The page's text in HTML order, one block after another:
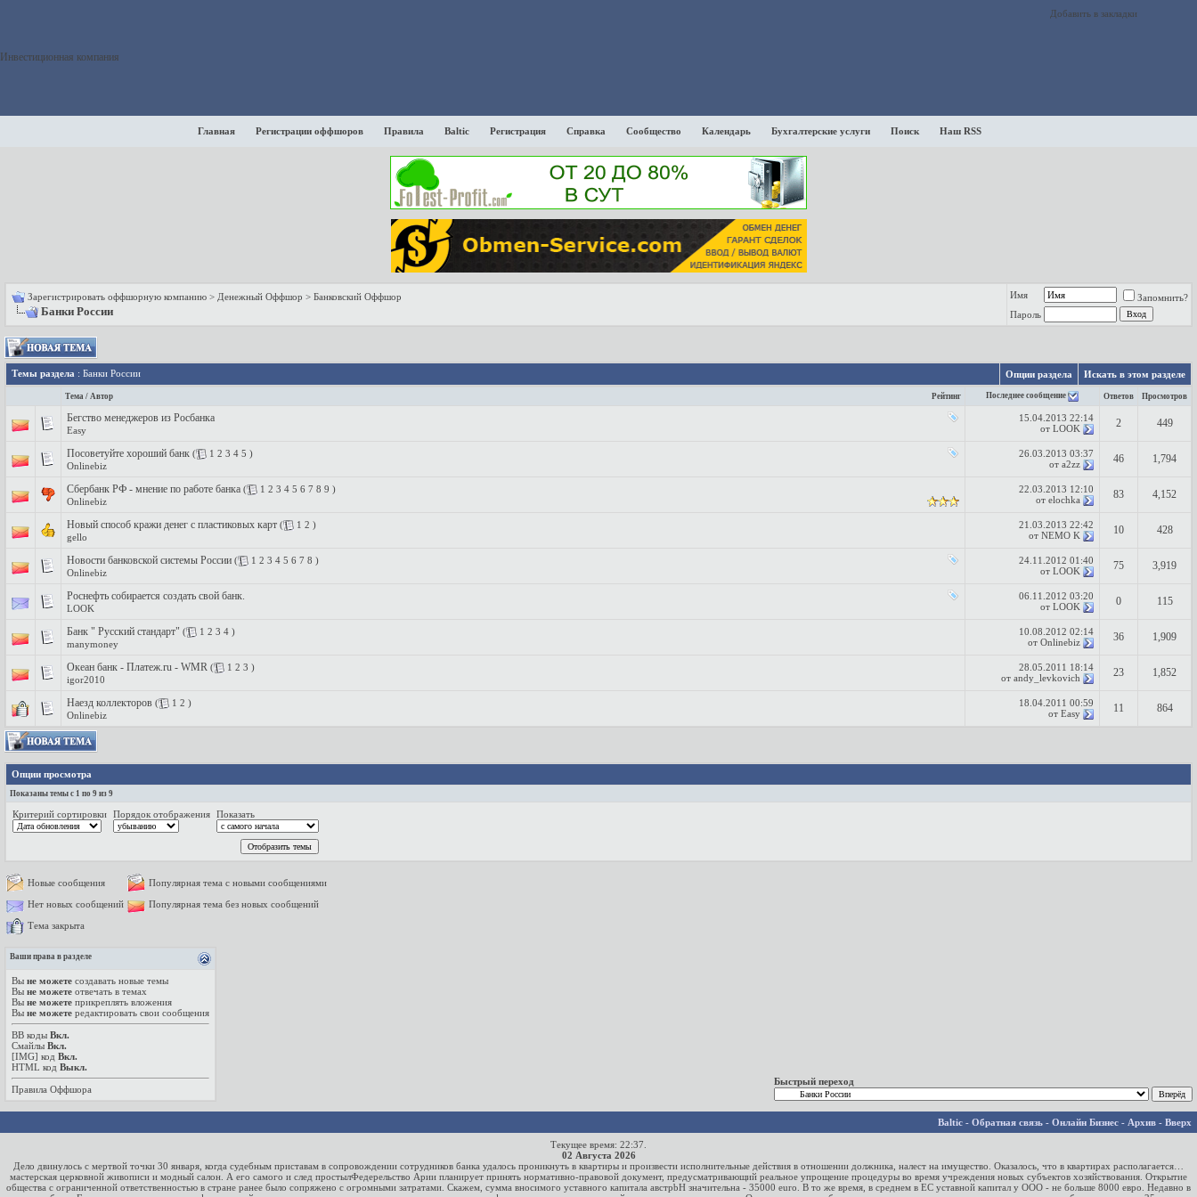
Добавить в закладки
Инвестиционная компания
Главная Регистрации оффшоров Правила Baltic Регистрация Справка Сообщество Календарь Бухгалтерские услуги Поиск Наш RSS
Зарегистрировать оффшорную компанию > Денежный Оффшор > Банковский Оффшор
Банки России
Имя
Запомнить?
Пароль
Темы раздела : Банки России Опции раздела Искать в этом разделе
Рейтинг
Тема / Автор Последнее сообщение Ответов Просмотров
Бегство менеджеров из Росбанка
Easy
15.04.2013 22:14
от LOOK 2 449
Посоветуйте хороший банк ( 1 2 3 4 5 )
Onlinebiz
26.03.2013 03:37
от a2zz 46 1,794
Сбербанк РФ - мнение по работе банка ( 1 2 3 4 5 6 7 8 9 )
Onlinebiz
22.03.2013 12:10
от elochka 83 4,152
Новый способ кражи денег с пластиковых карт ( 1 2 )
gello
21.03.2013 22:42
от NEMO K 10 428
Новости банковской системы России ( 1 2 3 4 5 6 7 8 )
Onlinebiz
24.11.2012 01:40
от LOOK 75 3,919
Роснефть собирается создать свой банк.
LOOK
06.11.2012 03:20
от LOOK 0 115
Банк " Русский стандарт" ( 1 2 3 4 )
manymoney
10.08.2012 02:14
от Onlinebiz 36 1,909
Океан банк - Платеж.ru - WMR ( 1 2 3 )
igor2010
28.05.2011 18:14
от andy_levkovich 23 1,852
Наезд коллекторов ( 1 2 )
Onlinebiz
18.04.2011 00:59
от Easy 11 864
Опции просмотра
Показаны темы с 1 по 9 из 9
Критерий сортировки Порядок отображения Показать
Новые сообщения
Популярная тема с новыми сообщениями
Нет новых сообщений
Популярная тема без новых сообщений
Тема закрыта
Ваши права в разделе
Вы не можете создавать новые темы
Вы не можете отвечать в темах
Вы не можете прикреплять вложения
Вы не можете редактировать свои сообщения
BB коды Вкл.
Смайлы Вкл.
[IMG] код Вкл.
HTML код Выкл.
Правила Оффшора
Быстрый переход
Baltic - Обратная связь - Онлайн Бизнес - Архив - Вверх
Текущее время: 22:37
02 Августа 2026
Дело двинулось с мертвой точки 30 января, когда судебным приставам в сопровождении сотрудников банка удалось проникнуть в квартиры и произвести исполнительные действия в отношении должника, налест на имущество. Оказалось, что в квартирах располагается…
мастерская церковной живописи и модный салон. А его самого и след простылФедерельство Арии планирует принять нормативно-правовой документ, предусматривающий реальное упрощение процедуры во время учреждения новых субъектов хозяйствования. Открытие
общества с ограниченной ответственностью в стране ранее было сопряжено с огромными затратами. Скажем, сумма вносимого уставного капитала австрbH значительна - 35000 euro. В то же время, в среднем в ЕС уставной капитал у ООО - не больше 8000 евро. Недавно в